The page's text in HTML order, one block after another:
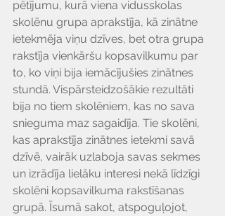
pētījumu, kurā viena vidusskolas
skolēnu grupa aprakstīja, kā zinātne
ietekmēja viņu dzīves, bet otra grupa
rakstīja vienkāršu kopsavilkumu par
to, ko viņi bija iemācījušies zinātnes
stundā. Vispārsteidzošākie rezultāti
bija no tiem skolēniem, kas no sava
snieguma maz sagaidīja. Tie skolēni,
kas aprakstīja zinātnes ietekmi savā
dzīvē, vairāk uzlaboja savas sekmes
un izrādīja lielāku interesi nekā līdzīgi
skolēni kopsavilkuma rakstīšanas
grupā. Īsumā sakot, atspoguļojot,